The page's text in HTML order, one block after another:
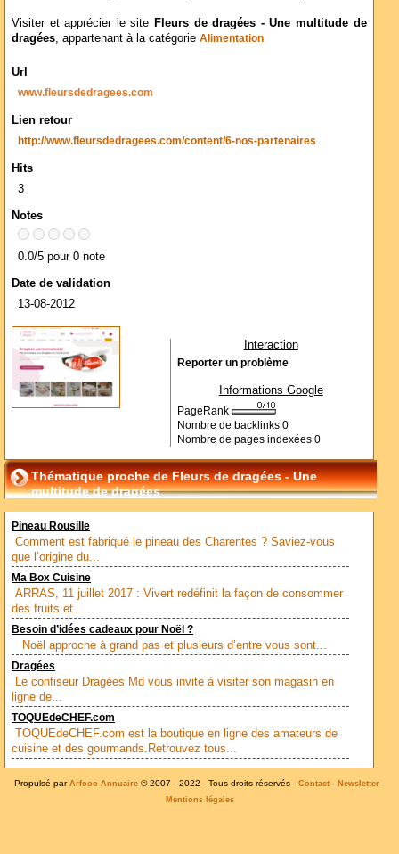
Visiter et apprécier le site Fleurs de dragées - Une multitude de
dragées, appartenant à la catégorie Alimentation
Url
www.fleursdedragees.com
Lien retour
http://www.fleursdedragees.com/content/6-nos-partenaires
Hits
3
Notes
0.0/5 pour 0 note
Date de validation
13-08-2012
Interaction
Reporter un problème
Informations Google
PageRank
Nombre de backlinks 0
Nombre de pages indexées 0
Thématique proche de Fleurs de dragées - Une
multitude de dragées
Pineau Rousille
Comment est fabriqué le pineau des Charentes ? Saviez-vous
que l’origine du...
Ma Box Cuisine
ARRAS, 11 juillet 2017 : Vivert redéfinit la façon de consommer
des fruits et...
Besoin d’idées cadeaux pour Noël ?
Noël approche à grand pas et plusieurs d’entre vous sont...
Dragées
Le confiseur Dragées Md vous invite à visiter son magasin en
ligne de...
TOQUEdeCHEF.com
TOQUEdeCHEF.com est la boutique en ligne des amateurs de
cuisine et des gourmands.Retrouvez tous...
Propulsé par Arfooo Annuaire © 2007 - 2022 - Tous droits réservés - Contact - Newsletter -
Mentions légales